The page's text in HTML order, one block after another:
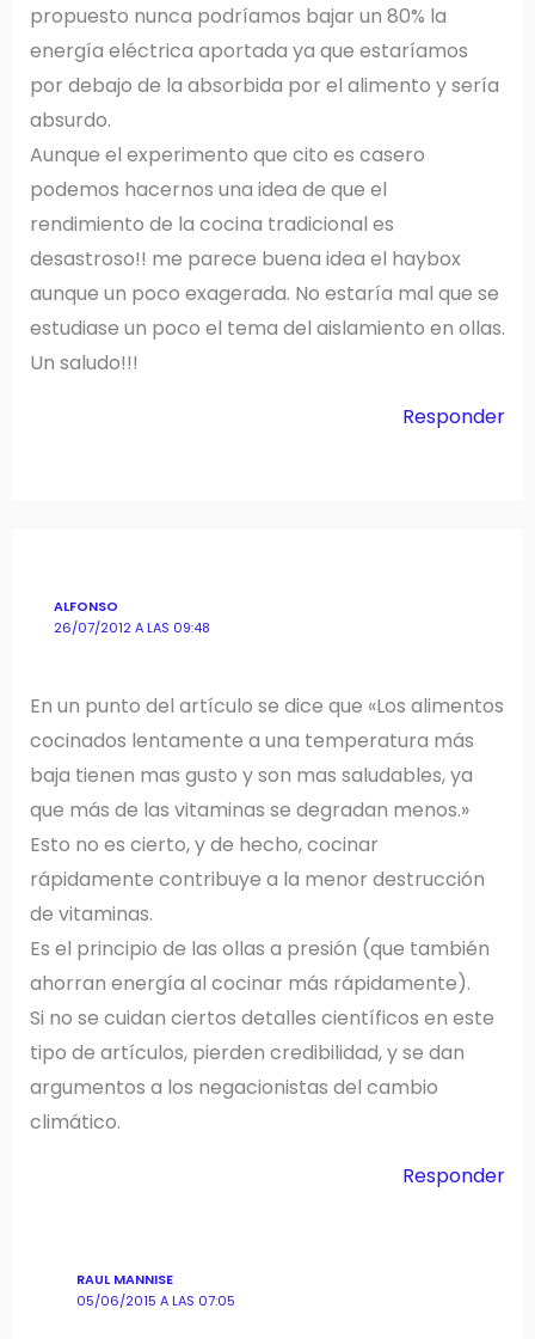
propuesto nunca podríamos bajar un 80% la
energía eléctrica aportada ya que estaríamos
por debajo de la absorbida por el alimento y sería
absurdo.
Aunque el experimento que cito es casero
podemos hacernos una idea de que el
rendimiento de la cocina tradicional es
desastroso!! me parece buena idea el haybox
aunque un poco exagerada. No estaría mal que se
estudiase un poco el tema del aislamiento en ollas.
Un saludo!!!
Responder
ALFONSO
26/07/2012 A LAS 09:48
En un punto del artículo se dice que «Los alimentos
cocinados lentamente a una temperatura más
baja tienen mas gusto y son mas saludables, ya
que más de las vitaminas se degradan menos.»
Esto no es cierto, y de hecho, cocinar
rápidamente contribuye a la menor destrucción
de vitaminas.
Es el principio de las ollas a presión (que también
ahorran energía al cocinar más rápidamente).
Si no se cuidan ciertos detalles científicos en este
tipo de artículos, pierden credibilidad, y se dan
argumentos a los negacionistas del cambio
climático.
Responder
RAUL MANNISE
05/06/2015 A LAS 07:05